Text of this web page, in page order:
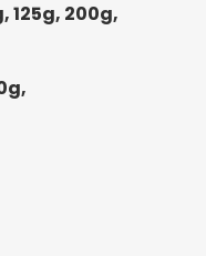
125g, 200g,